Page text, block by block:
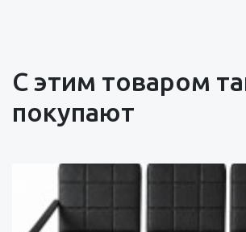
С этим товаром
покупают